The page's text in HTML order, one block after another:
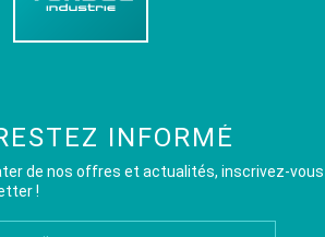
INFORMÉ
de nos offres et actualités, inscrivez-vous
!